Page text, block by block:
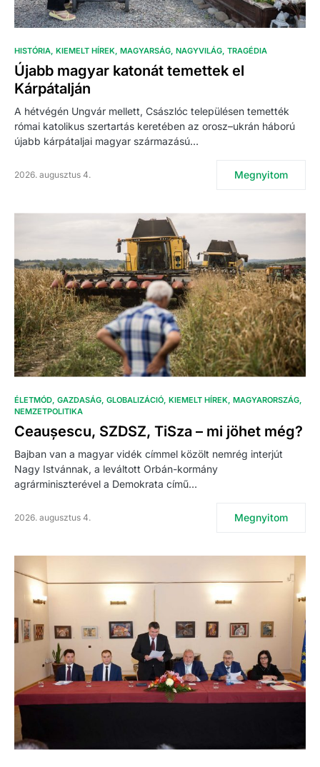
HISTÓRIA KIEMELT HÍREK MAGYARSÁG NAGYVILÁG TRAGÉDIA
Újabb magyar katonát temettek el
Kárpátalján
A hétvégén Ungvár mellett, Császlóc településen temették
római katolikus szertartás keretében az orosz–ukrán háború
újabb kárpátaljai magyar származású…
2026. augusztus 4. Megnyitom
ÉLETMÓD GAZDASÁG GLOBALIZÁCIÓ KIEMELT HÍREK MAGYARORSZÁG
NEMZETPOLITIKA
Ceaușescu, SZDSZ, TiSza – mi jöhet még?
Bajban van a magyar vidék címmel közölt nemrég interjút
Nagy Istvánnak, a leváltott Orbán-kormány
agrárminiszterével a Demokrata című…
2026. augusztus 4. Megnyitom